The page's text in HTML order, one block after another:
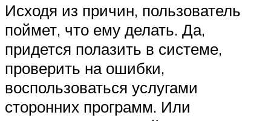
Исходя из причин, пользователь
поймет, что ему делать. Да,
придется полазить в системе,
проверить на ошибки,
воспользоваться услугами
сторонних программ. Или